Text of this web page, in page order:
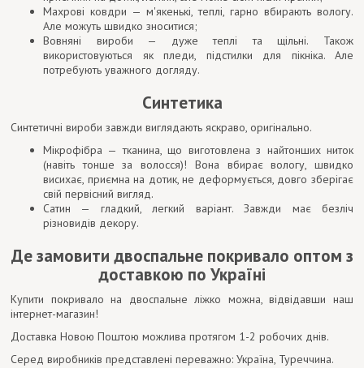
Махрові ковдри — м'якенькі, теплі, гарно вбирають вологу.
Але можуть швидко зноситися;
Вовняні вироби — дуже теплі та щільні. Також
використовуються як пледи, підстилки для пікніка. Але
потребують уважного догляду.
Синтетика
Синтетичні вироби завжди виглядають яскраво, оригінально.
Мікрофібра — тканина, що виготовлена з найтонших ниток
(навіть тонше за волосся)! Вона вбирає вологу, швидко
висихає, приємна на дотик, не деформується, довго зберігає
свій первісний вигляд.
Сатин — гладкий, легкий варіант. Завжди має безліч
різновидів декору.
Де замовити двоспальне покривало оптом з
доставкою по Україні
Купити покривало на двоспальне ліжко можна, відвідавши наш
інтернет-магазин!
Доставка Новою Поштою можлива протягом 1-2 робочих днів.
Серед виробників представлені переважно: Україна, Туреччина.